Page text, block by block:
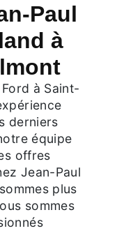
Paul
à
à Saint-
derniers
équipe
offres
Jean-Paul
plus
sommes